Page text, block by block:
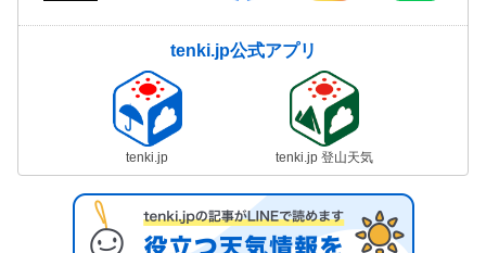
tenki.jp公式アプリ
tenki.jp tenki.jp 登山天気